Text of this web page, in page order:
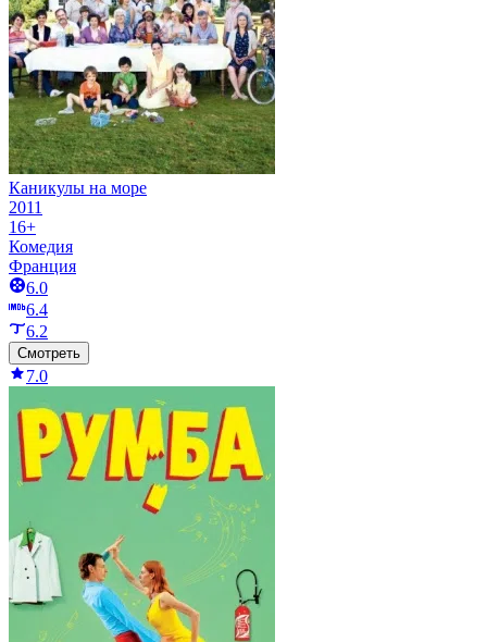
Каникулы на море
2011
16+
Комедия
Франция
6.0
6.4
6.2
Смотреть
7.0